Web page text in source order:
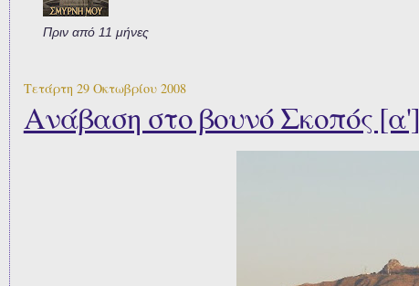
Πριν από 11 μήνες
Τετάρτη 29 Οκτωβρίου 2008
Ανάβαση στο βουνό Σκοπός [α']